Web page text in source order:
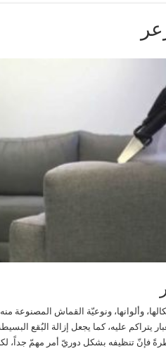
وألوانها، ونوعيّة القماش المصنوعة
يتراكم عليه، كما يجعل إزالة البُقع
فإنّ تنظيفه بشكل دوريّ أمر مهمّ جداً،